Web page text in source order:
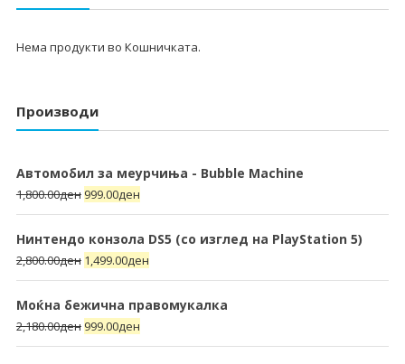
Нема продукти во Кошничката.
Производи
Автомобил за меурчиња - Bubble Machine
1,800.00ден 999.00ден
Нинтендо конзола DS5 (со изглед на PlayStation 5)
2,800.00ден 1,499.00ден
Моќна бежична правомукалка
2,180.00ден 999.00ден